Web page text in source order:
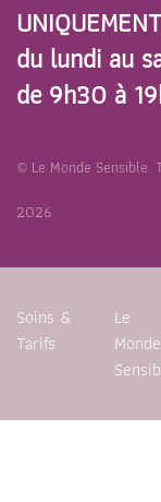
du lundi au
de 9h30 à
© Le Monde Sensible.
2026
Soins &
Tarifs
Le
Monde